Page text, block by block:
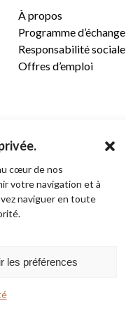
cœur de nos
votre navigation et à
naviguer en toute
les préférences
À propos
Programme d’échange
Responsabilité sociale
Offres d’emploi